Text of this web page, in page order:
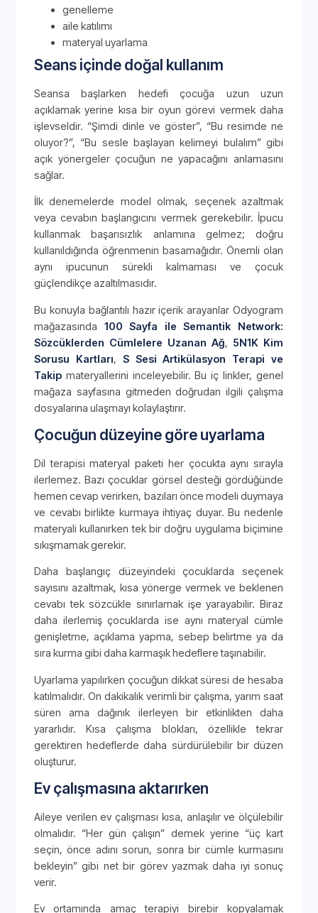
genelleme
aile katılımı
materyal uyarlama
Seans içinde doğal kullanım
Seansa başlarken hedefi çocuğa uzun uzun
açıklamak yerine kısa bir oyun görevi vermek daha
işlevseldir. “Şimdi dinle ve göster”, “Bu resimde ne
oluyor?”, “Bu sesle başlayan kelimeyi bulalım” gibi
açık yönergeler çocuğun ne yapacağını anlamasını
sağlar.
İlk denemelerde model olmak, seçenek azaltmak
veya cevabın başlangıcını vermek gerekebilir. İpucu
kullanmak başarısızlık anlamına gelmez; doğru
kullanıldığında öğrenmenin basamağıdır. Önemli olan
aynı ipucunun sürekli kalmaması ve çocuk
güçlendikçe azaltılmasıdır.
Bu konuyla bağlantılı hazır içerik arayanlar Odyogram
mağazasında 100 Sayfa ile Semantik Network:
Sözcüklerden Cümlelere Uzanan Ağ, 5N1K Kim
Sorusu Kartları, S Sesi Artikülasyon Terapi ve
Takip materyallerini inceleyebilir. Bu iç linkler, genel
mağaza sayfasına gitmeden doğrudan ilgili çalışma
dosyalarına ulaşmayı kolaylaştırır.
Çocuğun düzeyine göre uyarlama
Dil terapisi materyal paketi her çocukta aynı sırayla
ilerlemez. Bazı çocuklar görsel desteği gördüğünde
hemen cevap verirken, bazıları önce modeli duymaya
ve cevabı birlikte kurmaya ihtiyaç duyar. Bu nedenle
materyali kullanırken tek bir doğru uygulama biçimine
sıkışmamak gerekir.
Daha başlangıç düzeyindeki çocuklarda seçenek
sayısını azaltmak, kısa yönerge vermek ve beklenen
cevabı tek sözcükle sınırlamak işe yarayabilir. Biraz
daha ilerlemiş çocuklarda ise aynı materyal cümle
genişletme, açıklama yapma, sebep belirtme ya da
sıra kurma gibi daha karmaşık hedeflere taşınabilir.
Uyarlama yapılırken çocuğun dikkat süresi de hesaba
katılmalıdır. On dakikalık verimli bir çalışma, yarım saat
süren ama dağınık ilerleyen bir etkinlikten daha
yararlıdır. Kısa çalışma blokları, özellikle tekrar
gerektiren hedeflerde daha sürdürülebilir bir düzen
oluşturur.
Ev çalışmasına aktarırken
Aileye verilen ev çalışması kısa, anlaşılır ve ölçülebilir
olmalıdır. “Her gün çalışın” demek yerine “üç kart
seçin, önce adını sorun, sonra bir cümle kurmasını
bekleyin” gibi net bir görev yazmak daha iyi sonuç
verir.
Ev ortamında amaç terapiyi birebir kopyalamak